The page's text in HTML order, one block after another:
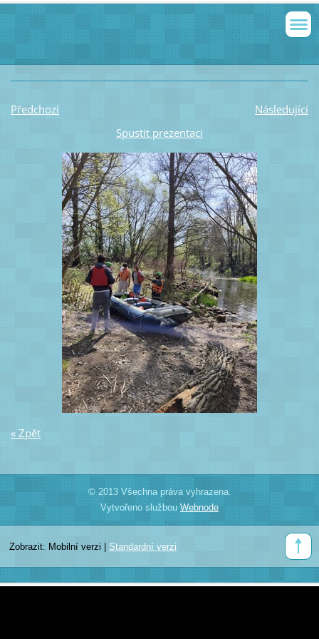
Předchozí
Následující
Spustit prezentaci
« Zpět
© 2013 Všechna práva vyhrazena.
Vytvořeno službouWebnode
Zobrazit: Mobilní verzi Standardní verzi